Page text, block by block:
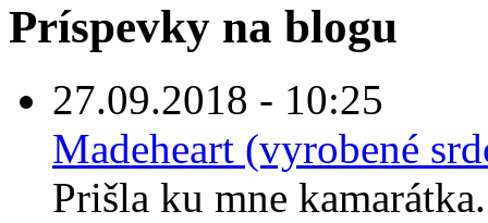
Príspevky na blogu
27.09.2018 - 10:25
Madeheart (vyrobené
Prišla ku mne